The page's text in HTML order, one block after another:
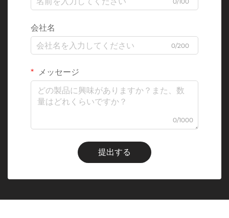
会社名
0/200
メッセージ
0/1000
提出する